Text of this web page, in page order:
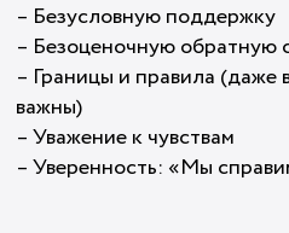
– Безусловную поддержку
– Безоценочную обратную
– Границы и правила (даже
важны)
– Уважение к чувствам
– Уверенность: «Мы